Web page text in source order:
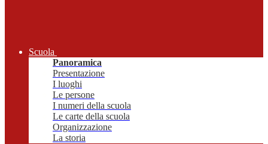
Scuola
Panoramica
Presentazione
I luoghi
Le persone
I numeri della scuola
Le carte della scuola
Organizzazione
La storia